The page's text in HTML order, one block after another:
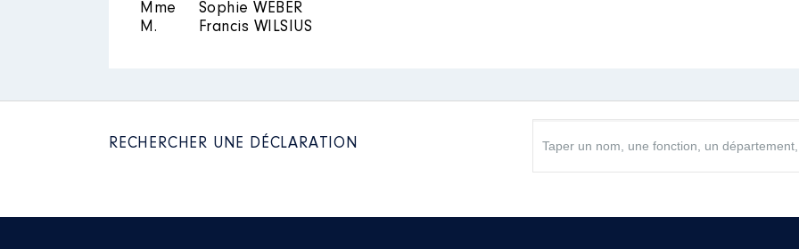
Mme
Sophie WEBER
M.
Francis WILSIUS
RECHERCHER UNE DÉCLARATION